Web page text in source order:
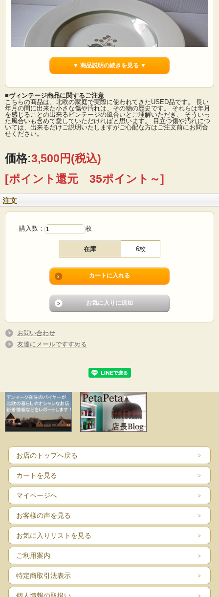
デンマーク、Royal Copenhagenの深皿です。地色はアイボリーで、金彩、アクセ
ントにモスグリーンのラインが入ったクラシックな雰囲気です。具沢山のスープ
やメイン料理などにお使いいただけるプレートです。リム部分が大きめですの
たりです。Quaking grassは日本では小判草と言う名でふんわり、ふっくらとした
可憐なお花です。1940年代に製作されていますので今の時代にない、ノスタルジ
■製造国 ：デンマーク
■製造年 ：1945年
■サイズ ：Φ24.5cm、高さ3.5cm
見えないので、ご使用に際して問題はないかと思います。時代を感じさせるヴィ
ンテージ食器の味わいをお楽しみください。
▼ 商品説明の続きを見る ▼
■ヴィンテージ商品に関するご注意
こちらの商品は、北欧の家庭で実際に使われてきたUSED品です。 長い
年月の間に出来た小さな傷や汚れは、その物の歴史です。 それらは年月
を感じることの出来るビンテージの風合いとご理解いただき、 そういっ
た風合いも含めて愛していただければと思います。 目立つ傷や汚れにつ
いては、出来るだけご説明いたしますがご心配な方はご注文前にお問合
せください。
価格:3,500円(税込)
[ポイント還元 35ポイント～]
注文
購入数： 枚
在庫 6枚
お問い合わせ
友達にメールですすめる
お店のトップへ戻る
カートを見る
マイページへ
お客様の声を見る
お気に入りリストを見る
ご利用案内
特定商取引法表示
個人情報の取扱い